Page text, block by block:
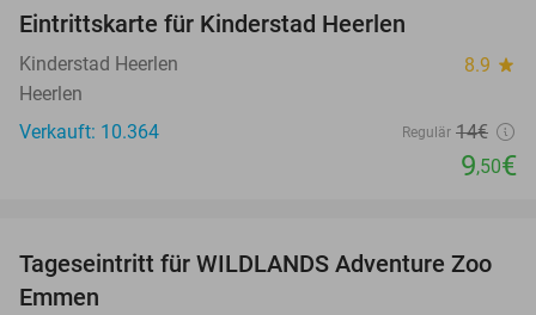
Eintrittskarte für Kinderstad Heerlen
Kinderstad Heerlen 8.9 star
Heerlen
Verkauft: 10.364
Regulär 14€
9,50€
24%
Tageseintritt für WILDLANDS Adventure Zoo
Emmen